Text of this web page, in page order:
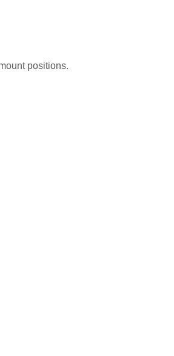
positions.